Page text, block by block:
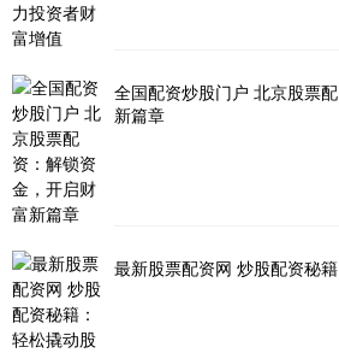
全国配资炒股门户 北京股票
新篇章
最新股票配资网 炒股配资秘